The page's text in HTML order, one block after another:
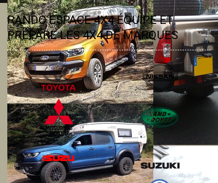
RANDO ESPACE 4X4 ÉQUIPE ET
PRÉPARE LES 4X4 DE MARQUES